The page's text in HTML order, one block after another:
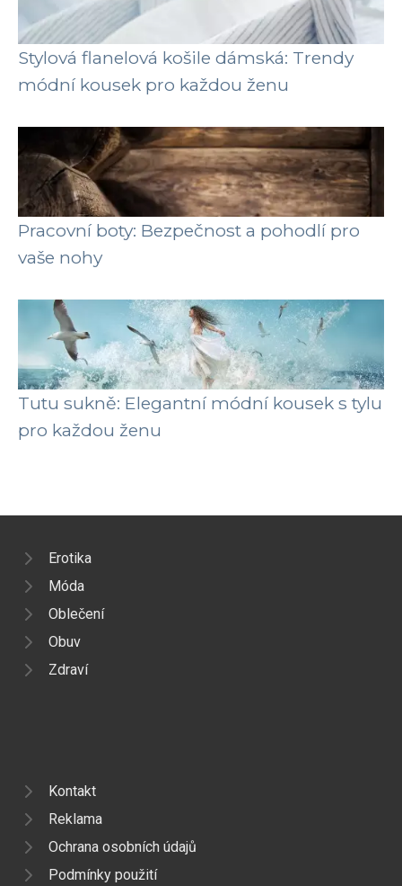
Stylová flanelová košile dámská: Trendy
módní kousek pro každou ženu
Pracovní boty: Bezpečnost a pohodlí pro
vaše nohy
Tutu sukně: Elegantní módní kousek s tylu
pro každou ženu
Erotika
Móda
Oblečení
Obuv
Zdraví
Kontakt
Reklama
Ochrana osobních údajů
Podmínky použití